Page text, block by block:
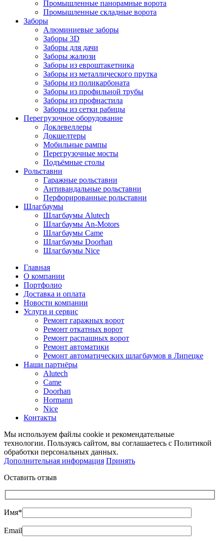
Промышленные панорамные ворота
Промышленные складные ворота
Заборы
Алюминиевые заборы
Заборы 3D
Заборы для дачи
Заборы жалюзи
Заборы из евроштакетника
Заборы из металлического прутка
Заборы из поликарбоната
Заборы из профильной трубы
Заборы из профнастила
Заборы из сетки рабицы
Перегрузочное оборудование
Доклевеллеры
Докшелтеры
Мобильные рампы
Перегрузочные мосты
Подъёмные столы
Рольставни
Гаражные рольставни
Антивандальные рольставни
Перфорированные рольставни
Шлагбаумы
Шлагбаумы Alutech
Шлагбаумы An-Motors
Шлагбаумы Came
Шлагбаумы Doorhan
Шлагбаумы Nice
Главная
О компании
Портфолио
Доставка и оплата
Новости компании
Услуги и сервис
Ремонт гаражных ворот
Ремонт откатных ворот
Ремонт распашных ворот
Ремонт автоматики
Ремонт автоматических шлагбаумов в Липецке
Наши партнёры
Alutech
Came
Doorhan
Hormann
Nice
Контакты
Мы используем файлы cookie и рекомендательные
технологии. Пользуясь сайтом, вы соглашаетесь с Политикой
обработки персональных данных.
Дополнительная информация Принять
Оставить отзыв
Имя*
Email